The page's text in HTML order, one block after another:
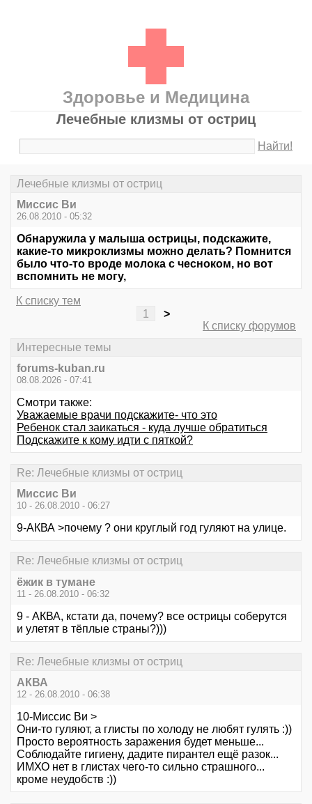
Здоровье и Медицина
Лечебные клизмы от остриц
Найти!
Лечебные клизмы от остриц
Миссис Ви
26.08.2010 - 05:32
Обнаружила у малыша острицы, подскажите,
какие-то микроклизмы можно делать? Помнится
было что-то вроде молока с чесноком, но вот
вспомнить не могу,
К списку тем
1
>
К списку форумов
Интересные темы
forums-kuban.ru
08.08.2026 - 07:41
Смотри также:
Уважаемые врачи подскажите- что это
Ребенок стал заикаться - куда лучше обратиться
Подскажите к кому идти с пяткой?
Re: Лечебные клизмы от остриц
Миссис Ви
10 - 26.08.2010 - 06:27
9-АКВА >почему ? они круглый год гуляют на улице.
Re: Лечебные клизмы от остриц
ёжик в тумане
11 - 26.08.2010 - 06:32
9 - АКВА, кстати да, почему? все острицы соберутся
и улетят в тёплые страны?)))
Re: Лечебные клизмы от остриц
АКВА
12 - 26.08.2010 - 06:38
10-Миссис Ви >
Они-то гуляют, а глисты по холоду не любят гулять :))
Просто вероятность заражения будет меньше...
Соблюдайте гигиену, дадите пирантел ещё разок...
ИМХО нет в глистах чего-то сильно страшного...
кроме неудобств :))